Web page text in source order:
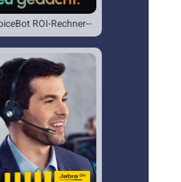
ROI-Rechner--